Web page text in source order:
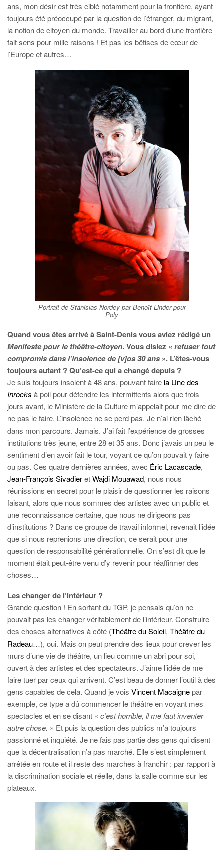
ans, mon désir est très ciblé notamment pour la frontière, ayant
toujours été préoccupé par la question de l’étranger, du migrant,
la notion de citoyen du monde. Travailler au bord d’une frontière
fait sens pour mille raisons ! Et pas les bêtises de cœur de
l’Europe et autres…
Portrait de Stanislas Nordey par Benoît Linder pour
Poly
Quand vous êtes arrivé à Saint-Denis vous aviez rédigé un
Manifeste pour le théâtre-citoyen. Vous disiez « refuser tout
compromis dans l’insolence de [v]os 30 ans». L’êtes-vous
toujours autant ? Qu’est-ce qui a changé depuis ?
Je suis toujours insolent à 48 ans, pouvant faire la Une des
Inrocks à poil pour défendre les intermittents alors que trois
jours avant, le Ministère de la Culture m’appelait pour me dire de
ne pas le faire. L’insolence ne se perd pas. Je n’ai rien lâché
dans mon parcours. Jamais. J’ai fait l’expérience de grosses
institutions très jeune, entre 28 et 35 ans. Donc j’avais un peu le
sentiment d’en avoir fait le tour, voyant ce qu’on pouvait y faire
ou pas. Ces quatre dernières années, avec Éric Lacascade,
Jean-François SivadieretWajdi Mouawad, nous nous
réunissions en secret pour le plaisir de questionner les raisons
faisant, alors que nous sommes des artistes avec un public et
une reconnaissance certaine, que nous ne dirigeons pas
d’institutions ? Dans ce groupe de travail informel, revenait l’idée
que si nous reprenions une direction, ce serait pour une
question de responsabilité générationnelle. On s’est dit que le
moment était peut-être venu d’y revenir pour réaffirmer des
choses…
Les changer de l’intérieur ?
Grande question ! En sortant du TGP, je pensais qu’on ne
pouvait pas les changer véritablement de l’intérieur. Construire
des choses alternatives à côté (Théâtre du Soleil, Théâtre du
Radeau…), oui. Mais on peut prendre des lieux pour crever les
murs d’une vie de théâtre, un lieu comme un abri pour soi,
ouvert à des artistes et des spectateurs. J’aime l’idée de me
faire tuer par ceux qui arrivent. C’est beau de donner l’outil à des
gens capables de cela. Quand je vois Vincent Macaignepar
exemple, ce type a dû commencer le théâtre en voyant mes
spectacles et en se disant « c’est horrible, il me faut inventer
autre chose. » Et puis la question des publics m’a toujours
passionné et inquiété. Je ne fais pas partie des gens qui disent
que la décentralisation n’a pas marché. Elle s’est simplement
arrêtée en route et il reste des marches à franchir : par rapport à
la discrimination sociale et réelle, dans la salle comme sur les
plateaux.